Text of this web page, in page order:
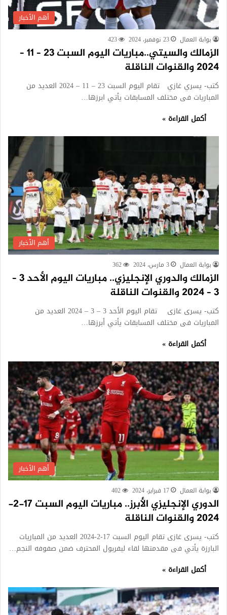
أهم الأخبار
بوابة العمال 23 نوفمبر، 2024 423
الزمالك والسيتي..مباريات اليوم السبت 23 – 11 –
2024 والقنوات الناقلة
كتب- يسري غازي تقام اليوم السبت 23 – 11 – 2024 العديد من
المباريات فى مختلف المسابقات يأتي ابرزها…
أكمل القراءة »
أهم الأخبار
بوابة العمال 3 مارس، 2024 362
الزمالك والدوري الإنجليزي.. مباريات اليوم الأحد 3 –
3 – 2024 والقنوات الناقلة
كتب- يسرى غازى تقام اليوم الأحد 3 – 3 – 2024 العديد من
المباريات فى مختلف المسابقات يأتي أبرزها…
أكمل القراءة »
أهم الأخبار
بوابة العمال 17 فبراير، 2024 402
الدوري الإنجليزي الأبرز.. مباريات اليوم السبت 17-2-
2024 والقنوات الناقلة
كتب- يسرى غازى تقام اليوم السبت 17-2-2024 العديد من المباريات
البارزة يأتي فى مقدمتها لقاء ليفربول المحترف ضمن صفوفه النجم…
أكمل القراءة »